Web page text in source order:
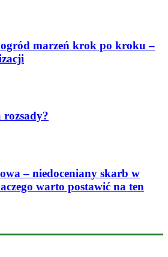
marzeń krok po kroku –
rozsady?
– niedoceniany skarb w
warto postawić na ten